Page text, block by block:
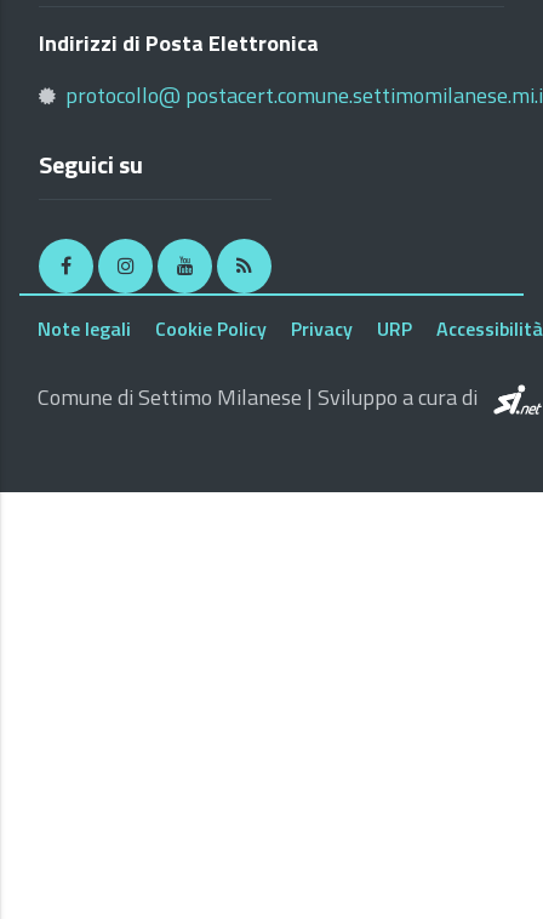
Indirizzi di Posta Elettronica
protocollo@
Seguici su
FacebookInstagramYoutube RSS
Note legali Cookie Policy Privacy URP Accessibilità
Comune di Settimo Milanese | Sviluppo a cura di